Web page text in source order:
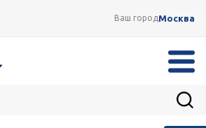
Ваш городМосква